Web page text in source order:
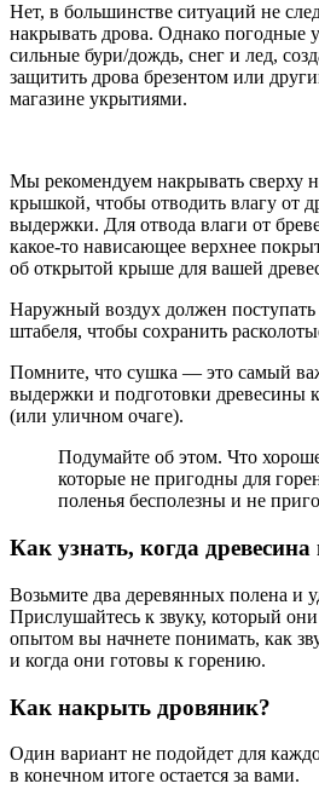
Нет, в большинстве ситуаций не
накрывать дрова. Однако погодные
сильные бури/дождь, снег и лед,
защитить дрова брезентом или
магазине укрытиями.
Мы рекомендуем накрывать сверху
крышкой, чтобы отводить влагу от
выдержки. Для отвода влаги от
какое-то нависающее верхнее
об открытой крыше для вашей
Наружный воздух должен
штабеля, чтобы сохранить
Помните, что сушка — это самый
выдержки и подготовки древесины
(или уличном очаге).
Подумайте об этом. Что
которые не пригодны для
поленья бесполезны и не
Как узнать, когда
Возьмите два деревянных полена и
Прислушайтесь к звуку, который
опытом вы начнете понимать, как
и когда они готовы к горению.
Как накрыть дровяник?
Один вариант не подойдет для
в конечном итоге остается за вами.